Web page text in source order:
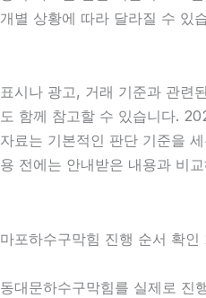
개별 상황에 따라 달라질 수 있
표시나 광고, 거래 기준과 관련
도 함께 참고할 수 있습니다.
자료는 기본적인 판단 기준을
용 전에는 안내받은 내용과 비
마포하수구막힘 진행 순서 확
동대문하수구막힘를 실제로 진